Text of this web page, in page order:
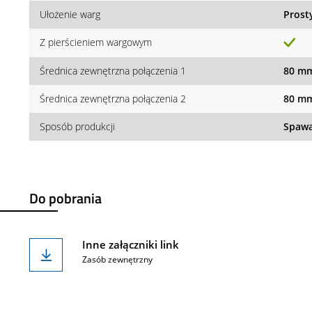
Ułożenie warg
Z pierścieniem wargowym
Średnica zewnętrzna połączenia 1 80
Średnica zewnętrzna połączenia 2 80
Sposób produkcji
Do pobrania
Inne załączniki link
Zasób zewnętrzny